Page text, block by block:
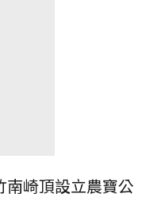
崎頂設立農寶公